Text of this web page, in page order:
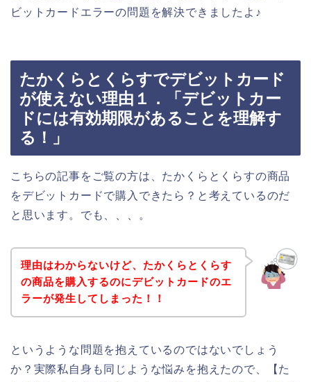
ビットカードエラーの問題を解決できましたよ♪
たかくらとくらすでデビットカード
が使えない理由１．「デビットカー
ドには有効期限があることを理解す
る！」
こちらの記事をご覧の方は、たかくらとくらすの商品
をデビットカードで購入できたら？と考えているのだ
と思います。でも、、、。
理由はわからないけど、たかくらとくらす
の商品を購入するのにデビットカードのエ
ラーが発生してしまった！！
というような問題を抱えているのではないでしょう
か？実際私自身も同じような悩みを抱えたので、【た